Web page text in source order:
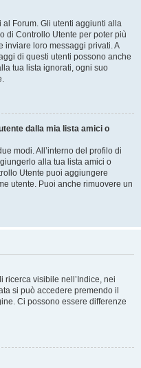
al Forum. Gli utenti aggiunti alla
di Controllo Utente per poter più
inviare loro messaggi privati. A
di questi utenti possono anche
tua lista ignorati, ogni suo
dalla mia lista amici o
modi. All’interno del profilo di
alla tua lista amici o
Utente puoi aggiungere
utente. Puoi anche rimuovere un
visibile nell’Indice, nei
si può accedere premendo il
Ci possono essere differenze